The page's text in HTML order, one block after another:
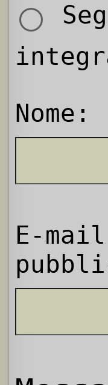
Nome:
E-